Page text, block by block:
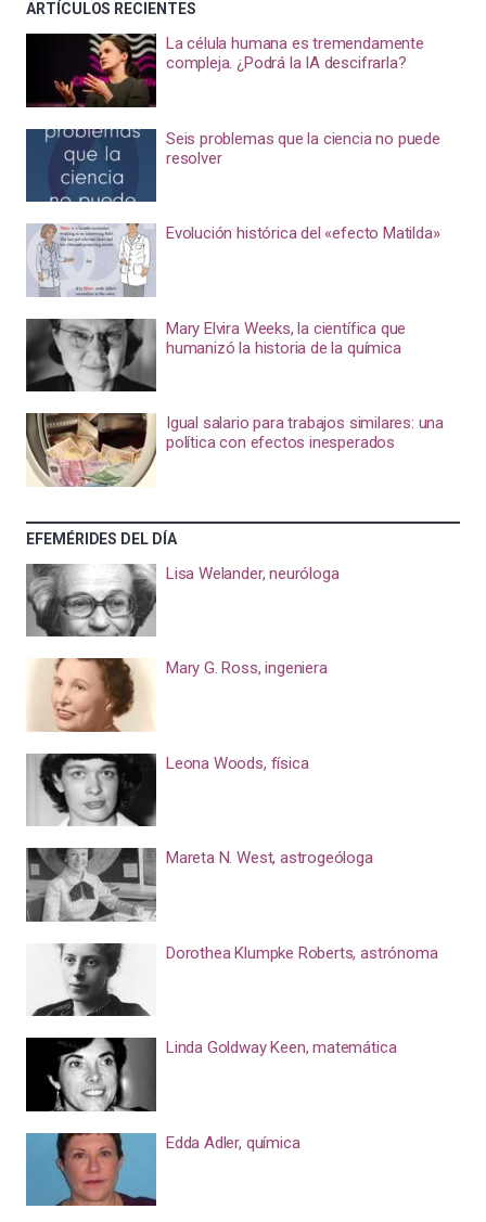
ARTÍCULOS RECIENTES
La célula humana es tremendamente
compleja. ¿Podrá la IA descifrarla?
Seis problemas que la ciencia no puede
resolver
Evolución histórica del «efecto Matilda»
Mary Elvira Weeks, la científica que
humanizó la historia de la química
Igual salario para trabajos similares: una
política con efectos inesperados
EFEMÉRIDES DEL DÍA
Lisa Welander, neuróloga
Mary G. Ross, ingeniera
Leona Woods, física
Mareta N. West, astrogeóloga
Dorothea Klumpke Roberts, astrónoma
Linda Goldway Keen, matemática
Edda Adler, química